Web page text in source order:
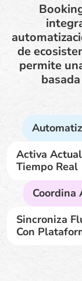
de
permite
Activa
Tiempo Real
Coordina
Sincroniza
Con